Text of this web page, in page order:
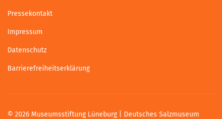
Pressekontakt
Impressum
Datenschutz
Barrierefreiheitserklärung
© 2026 Museumsstiftung Lüneburg | Deutsches Salzmuseum